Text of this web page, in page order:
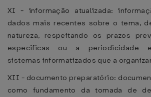
XI - informação atualizada:
dados mais recentes sobre o tema,
natureza, respeitando os prazos
específicas ou a periodicidade
sistemas informatizados que a
XII - documento preparatório:
como fundamento da tomada de